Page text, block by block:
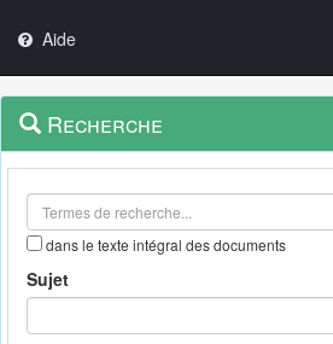
Aide
Navigation
outils
Menu
contextuel
Recherche
dans le texte intégral des documents
Sujet